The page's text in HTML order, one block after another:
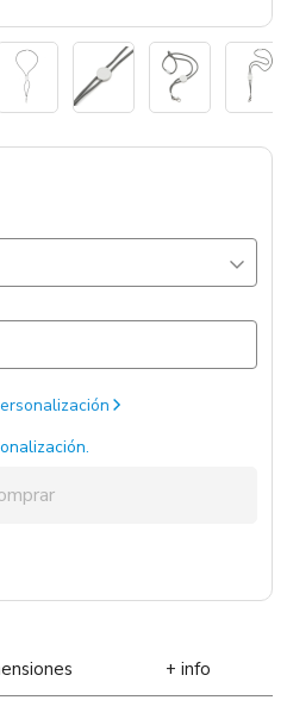
7354 un.
+ info